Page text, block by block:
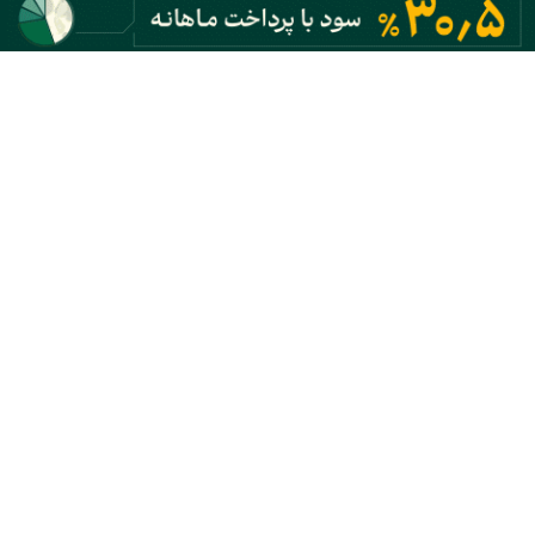
اخبار بورس
اخبار طلا و ارز